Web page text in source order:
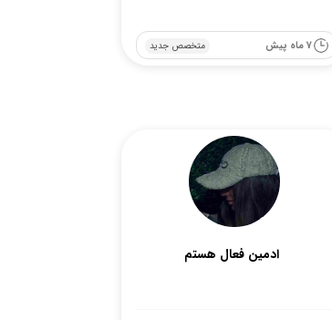
متخصص جدید 7 ماه پیش
ادمین فعال هستم